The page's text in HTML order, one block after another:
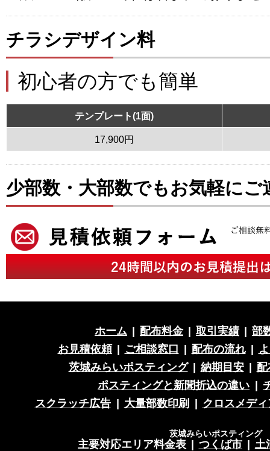
チラシデザイン料
初心者の方でも簡単
テンプレート(1面)
17,900円
少部数・大部数でもお気軽にご
ホーム 配布料金 取引実績
部
お見積依頼
ご相談窓口 配布の流れ
茨城みらいポスティング
納期目安
ポスティングと新聞折込の違い
スクラッチ広告
大量部数印刷 クロスメディ
茨城みらいポスティング
主要対応エリア料金表 つくば市 土